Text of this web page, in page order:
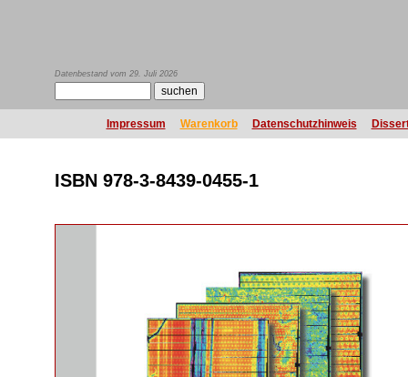
Datenbestand vom 29. Juli 2026
Impressum Warenkorb Datenschutzhinweis
ISBN 978-3-8439-0455-1